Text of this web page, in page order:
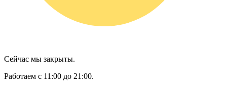
Сейчас мы закрыты.
Работаем с 11:00 до 21:00.